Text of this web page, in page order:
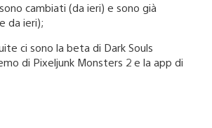
cambiati (da ieri) e sono già
da ieri);
ci sono la beta di Dark Souls
di Pixeljunk Monsters 2 e la app di